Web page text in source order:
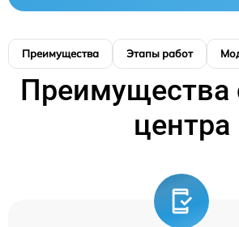
Преимущества Этапы работ
Преимущества
центра